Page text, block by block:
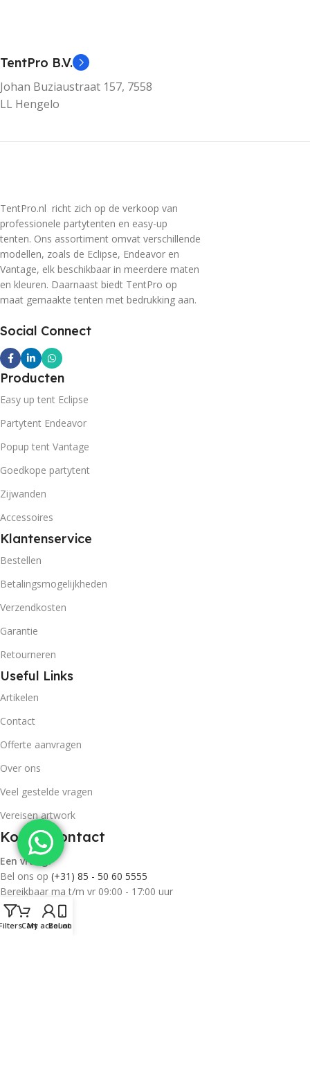
TentPro B.V.
Johan Buziaustraat 157, 7558
LL Hengelo
TentPro.nl richt zich op de verkoop van
professionele partytenten en easy-up
tenten. Ons assortiment omvat verschillende
modellen, zoals de Eclipse, Endeavor en
Vantage, elk beschikbaar in meerdere maten
en kleuren. Daarnaast biedt TentPro op
maat gemaakte tenten met bedrukking aan.
Social Connect
Producten
Easy up tent Eclipse
Partytent Endeavor
Popup tent Vantage
Goedkope partytent
Zijwanden
Accessoires
Klantenservice
Bestellen
Betalingsmogelijkheden
Verzendkosten
Garantie
Retourneren
Useful Links
Artikelen
Contact
Offerte aanvragen
Over ons
Veel gestelde vragen
Vereisen artwork
Kom in contact
Een vraag?
Bel ons op (+31) 85 - 50 60 5555
Bereikbaar ma t/m vr 09:00 - 17:00 uur
E-mailCart
My account
Bel ons